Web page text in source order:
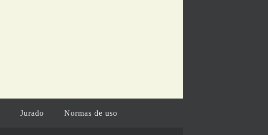
Jurado Normas de uso